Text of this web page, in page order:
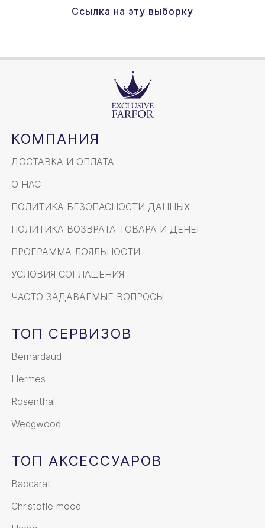
Ссылка на эту выборку
КОМПАНИЯ
ДОСТАВКА И ОПЛАТА
О НАС
ПОЛИТИКА БЕЗОПАСНОСТИ ДАННЫХ
ПОЛИТИКА ВОЗВРАТА ТОВАРА И ДЕНЕГ
ПРОГРАММА ЛОЯЛЬНОСТИ
УСЛОВИЯ СОГЛАШЕНИЯ
ЧАСТО ЗАДАВАЕМЫЕ ВОПРОСЫ
ТОП СЕРВИЗОВ
Bernardaud
Hermes
Rosenthal
Wedgwood
ТОП АКСЕССУАРОВ
Baccarat
Christofle mood